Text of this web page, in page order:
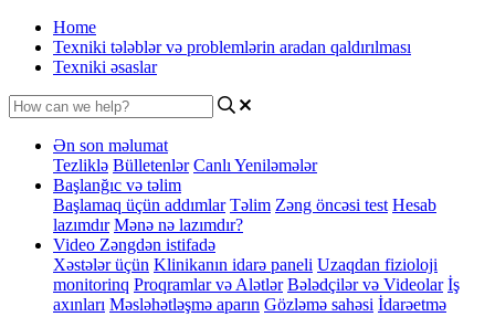
Home
Texniki tələblər və problemlərin aradan qaldırılması
Texniki əsaslar
Ən son məlumat
Tezliklə Bülletenlər Canlı Yeniləmələr
Başlanğıc və təlim
Başlamaq üçün addımlar Təlim Zəng öncəsi test Hesab
lazımdır Mənə nə lazımdır?
Video Zəngdən istifadə
Xəstələr üçün Klinikanın idarə paneli Uzaqdan fizioloji
monitorinq Proqramlar və Alətlər Bələdçilər və Videolar İş
axınları Məsləhətləşmə aparın Gözləmə sahəsi İdarəetmə